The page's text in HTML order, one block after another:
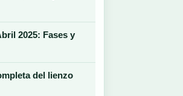
2025: Fases y
del lienzo